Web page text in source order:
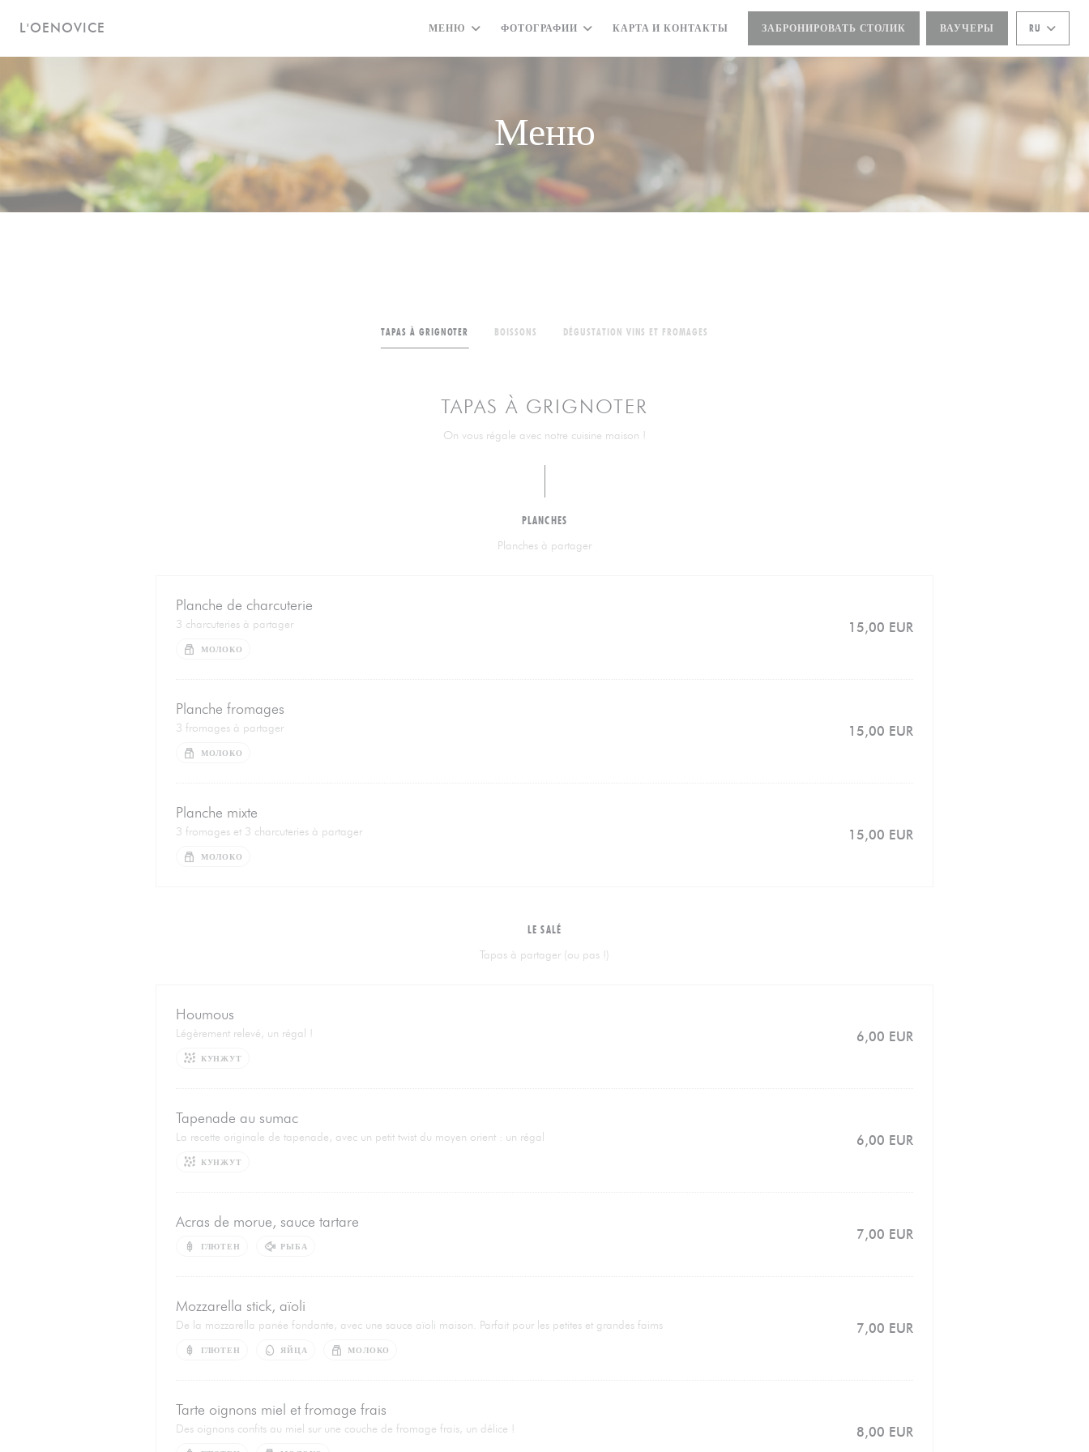
L'OENOVICE МЕНЮ ФОТОГРАФИИ КАРТА И КОНТАКТЫ ЗАБРОНИРОВАТЬ СТОЛИК ВАУЧЕРЫ RU
Меню
TAPAS À GRIGNOTER BOISSONS DÉGUSTATION VINS ET FROMAGES
TAPAS À GRIGNOTER
On vous régale avec notre cuisine maison !
PLANCHES
Planches à partager
Planche de charcuterie
3 charcuteries à partager
МОЛОКО
15,00 EUR
Planche fromages
3 fromages à partager
МОЛОКО
15,00 EUR
Planche mixte
3 fromages et 3 charcuteries à partager
МОЛОКО
15,00 EUR
LE SALÉ
Tapas à partager (ou pas !)
Houmous
Légèrement relevé, un régal !
КУНЖУТ
6,00 EUR
Tapenade au sumac
La recette originale de tapenade, avec un petit twist du moyen orient : un régal
КУНЖУТ
6,00 EUR
Acras de morue, sauce tartare
ГЛЮТЕН РЫБА
7,00 EUR
Mozzarella stick, aïoli
De la mozzarella panée fondante, avec une sauce aïoli maison. Parfait pour les petites et grandes faims
ГЛЮТЕН ЯЙЦА МОЛОКО
7,00 EUR
Tarte oignons miel et fromage frais
Des oignons confits au miel sur une couche de fromage frais, un délice ! 8,00 EUR